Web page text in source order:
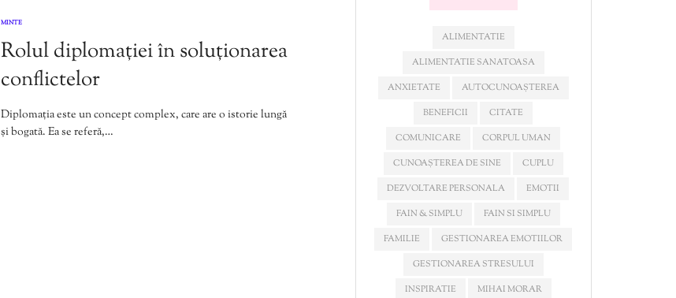
MINTE
Rolul diplomației în soluționarea
conflictelor
Diplomația este un concept complex, care are o istorie lungă
și bogată. Ea se referă,…
ALIMENTATIE
ALIMENTATIE SANATOASA
ANXIETATE
AUTOCUNOAȘTEREA
BENEFICII
CITATE
COMUNICARE
CORPUL UMAN
CUNOAȘTEREA DE SINE
CUPLU
DEZVOLTARE PERSONALA
EMOTII
FAIN & SIMPLU
FAIN SI SIMPLU
FAMILIE
GESTIONAREA EMOTIILOR
GESTIONAREA STRESULUI
INSPIRATIE
MIHAI MORAR